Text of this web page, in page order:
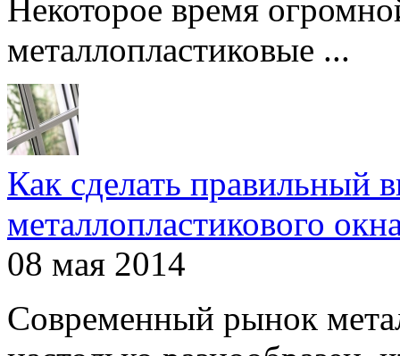
Некоторое время
металлопластиковые ...
Как сделать правильный
металлопластикового
08 мая 2014
Современный рынок